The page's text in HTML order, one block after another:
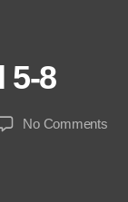
5-8
No Commentson